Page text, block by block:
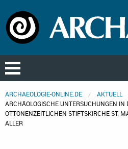
ARCHAEOLOGIE-ONLINE.DE AKTUELL
ARCHÄOLOGISCHE UNTERSUCHUNGEN IN
OTTONENZEITLICHEN STIFTSKIRCHE ST.
ALLER